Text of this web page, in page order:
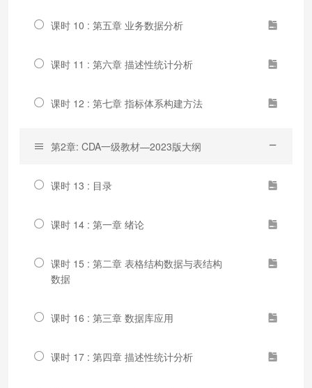
课时 10 : 第五章 业务数据分析
课时 11 : 第六章 描述性统计分析
课时 12 : 第七章 指标体系构建方法
第2章: CDA一级教材—2023版大纲
课时 13 : 目录
课时 14 : 第一章 绪论
课时 15 : 第二章 表格结构数据与表结构
数据
课时 16 : 第三章 数据库应用
课时 17 : 第四章 描述性统计分析